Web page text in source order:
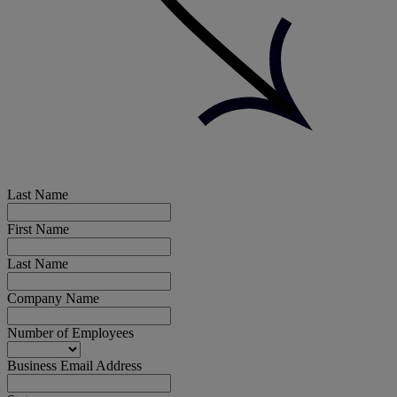
Last Name
First Name
Last Name
Company Name
Number of Employees
Business Email Address